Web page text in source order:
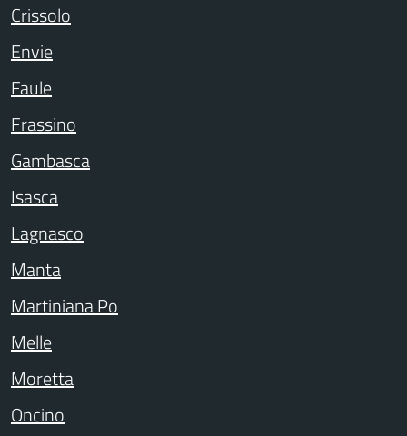
Crissolo
Envie
Faule
Frassino
Gambasca
Isasca
Lagnasco
Manta
Martiniana Po
Melle
Moretta
Oncino